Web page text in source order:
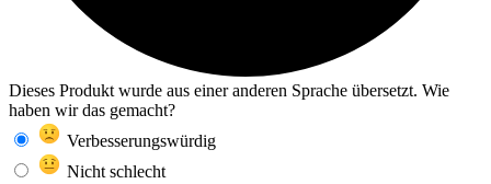
Dieses Produkt wurde aus einer anderen Sprache übersetzt. Wie
haben wir das gemacht?
Verbesserungswürdig
Nicht schlecht